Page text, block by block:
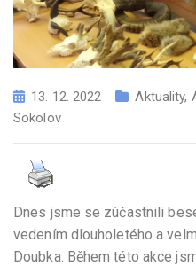
13. 12. 2022 Aktuality,
Sokolov
Dnes jsme se zúčastnili
vedením dlouholetého a
Doubka. Během této akce